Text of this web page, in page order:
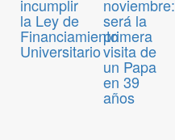
incumplir
la Ley de
Financiamiento
Universitario
noviembre:
será la
primera
visita de
un Papa
en 39
años